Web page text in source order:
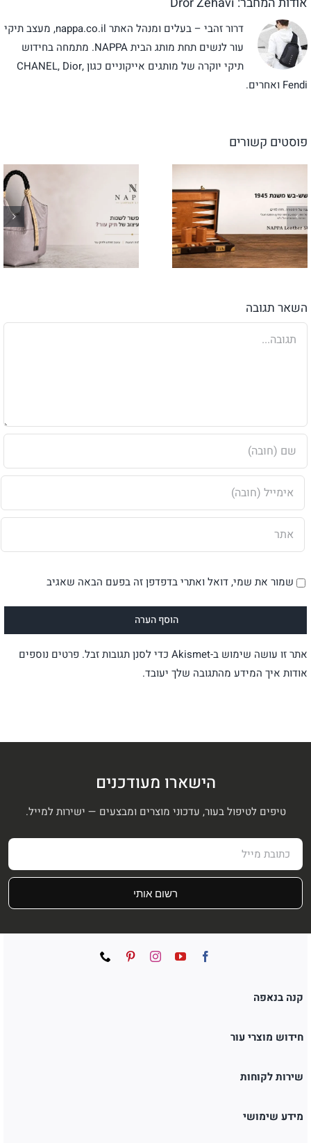
דרור זהבי – בעלים ומנהל האתר nappa.co.il, מעצב תיקי
עור לנשים תחת מותג הבית NAPPA. מתמחה בחידוש
תיקי יוקרה של מותגים אייקוניים כגון CHANEL, Dior,
Fendi ואחרים.
פוסטים קשורים
השאר תגובה
שמור את שמי, דואל ואתרי בדפדפן זה בפעם הבאה שאגיב
אתר זו עושה שימוש ב-Akismet כדי לסנן תגובות זבל.
פרטים נוספים
אודות איך המידע מהתגובה שלך יעובד.
הישארו מעודכנים
טיפים לטיפול בעור, עדכוני מוצרים ומבצעים — ישירות למייל.
רשום אותי
קנה בנאפה
חידוש מוצרי עור
שירות לקוחות
מידע שימושי